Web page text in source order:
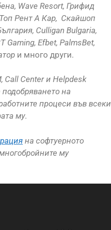
Wave Resort, Грифид
Рент А Кар, Скайшоп
Culligan Bulgaria,
Efbet, PalmsBet,
и много други.
Call Center и Helpdesk
на
процеси във всеки
му.
на софтуерното
му